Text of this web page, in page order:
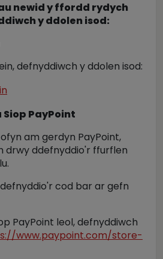
newid y ffordd rydych
y ddolen isod:
defnyddiwch y ddolen isod:
PayPoint
am gerdyn PayPoint,
drwy ddefnyddio'r ffurflen
cod bar ar gefn
PayPoint leol, defnyddiwch
www.paypoint.com/store-